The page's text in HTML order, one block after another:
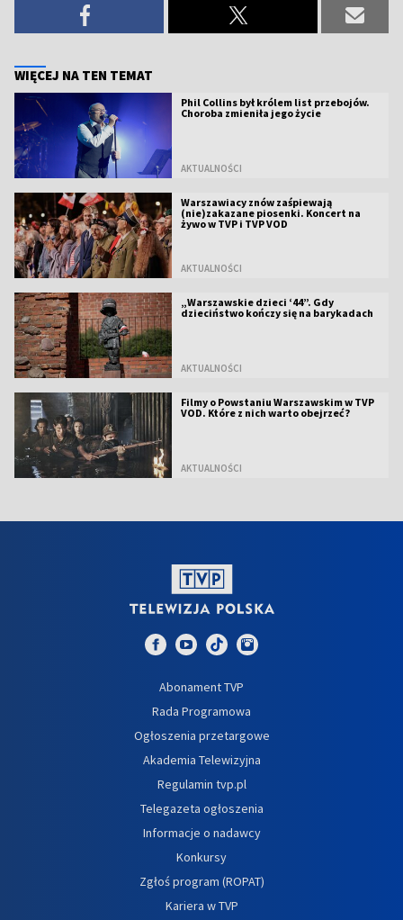
WIĘCEJ NA TEN TEMAT
Phil Collins był królem list przebojów.
Choroba zmieniła jego życie
AKTUALNOŚCI
Warszawiacy znów zaśpiewają
(nie)zakazane piosenki. Koncert na
żywo w TVP i TVP VOD
AKTUALNOŚCI
„Warszawskie dzieci ‘44”. Gdy
dzieciństwo kończy się na barykadach
AKTUALNOŚCI
Filmy o Powstaniu Warszawskim w TVP
VOD. Które z nich warto obejrzeć?
AKTUALNOŚCI
Abonament TVP
Rada Programowa
Ogłoszenia przetargowe
Akademia Telewizyjna
Regulamin tvp.pl
Telegazeta ogłoszenia
Informacje o nadawcy
Konkursy
Zgłoś program (ROPAT)
Kariera w TVP